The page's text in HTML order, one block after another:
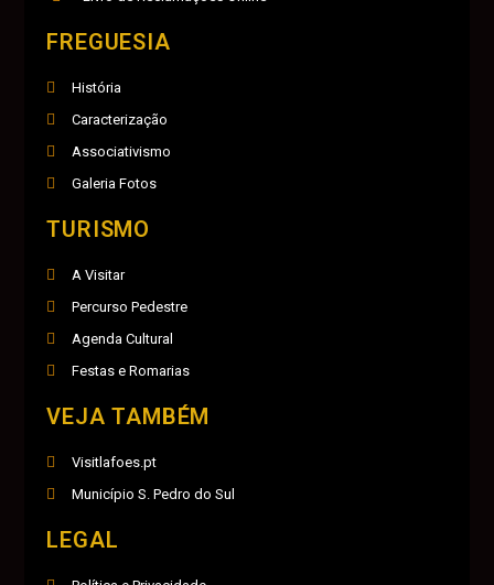
FREGUESIA
História
Caracterização
Associativismo
Galeria Fotos
TURISMO
A Visitar
Percurso Pedestre
Agenda Cultural
Festas e Romarias
VEJA TAMBÉM
Visitlafoes.pt
Município S. Pedro do Sul
LEGAL